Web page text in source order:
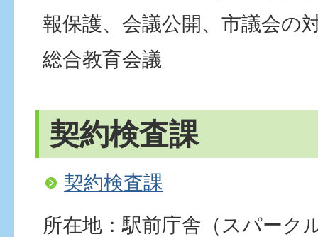
報保護、会議公開、市議会の
総合教育会議
契約検査課
契約検査課
所在地：駅前庁舎（スパーク